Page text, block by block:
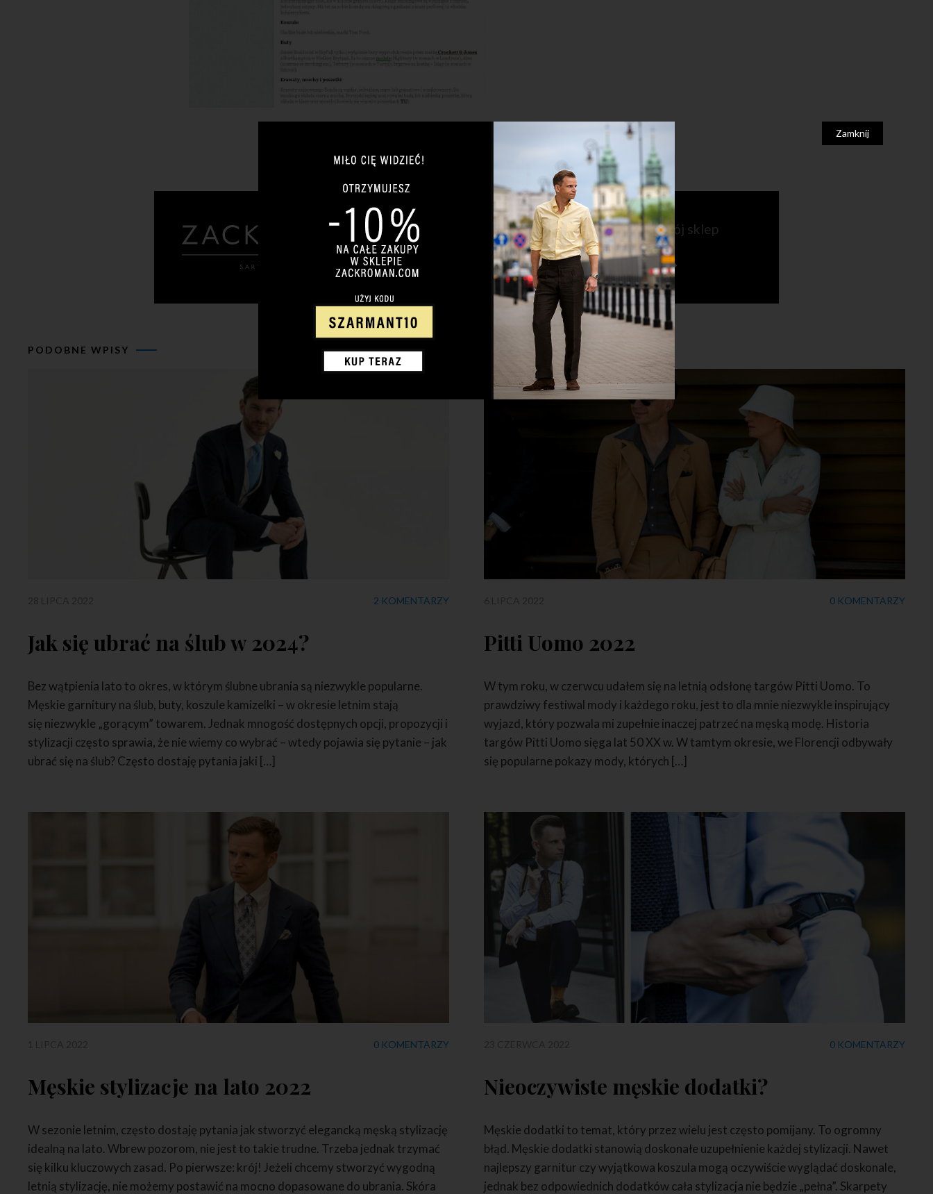
Jeśli czytasz mojego bloga, odwiedź także mój sklep
PRZEJDŹ NA ZACKROMAN.COM
PODOBNE WPISY
2 KOMENTARZY
Jak się ubrać na ślub w 2024?
Bez wątpienia lato to okres, w którym ślubne ubrania są niezwykle popularne.
Męskie garnitury na ślub, buty, koszule kamizelki – w okresie letnim stają
się niezwykle „gorącym” towarem. Jednak mnogość dostępnych opcji, propozycji i
stylizacji często sprawia, że nie wiemy co wybrać – wtedy pojawia się pytanie – jak
ubrać się na ślub? Często dostaję pytania jaki […]
0 KOMENTARZY
Pitti Uomo 2022
W tym roku, w czerwcu udałem się na letnią odsłonę targów Pitti Uomo. To
prawdziwy festiwal mody i każdego roku, jest to dla mnie niezwykle inspirujący
wyjazd, który pozwala mi zupełnie inaczej patrzeć na męską modę. Historia
targów Pitti Uomo sięga lat 50 XX w. W tamtym okresie, we Florencji odbywały
się popularne pokazy mody, których […]
0 KOMENTARZY
Męskie stylizacje na lato 2022
W sezonie letnim, często dostaję pytania jak stworzyć elegancką męską stylizację
idealną na lato. Wbrew pozorom, nie jest to takie trudne. Trzeba jednak trzymać
się kilku kluczowych zasad. Po pierwsze: krój! Jeżeli chcemy stworzyć wygodną
letnią stylizację, nie możemy postawić na mocno dopasowane do ubrania. Skóra
0 KOMENTARZY
Nieoczywiste męskie dodatki?
Męskie dodatki to temat, który przez wielu jest często pomijany. To ogromny
błąd. Męskie dodatki stanowią doskonałe uzupełnienie każdej stylizacji. Nawet
najlepszy garnitur czy wyjątkowa koszula mogą oczywiście wyglądać doskonale,
jednak bez odpowiednich dodatków cała stylizacja nie będzie „pełna”. Skarpety
Zamknij